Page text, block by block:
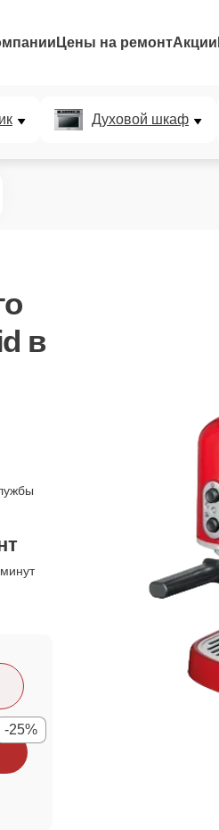
Цены на ремонтАкции
Духовой шкаф
в
-25%